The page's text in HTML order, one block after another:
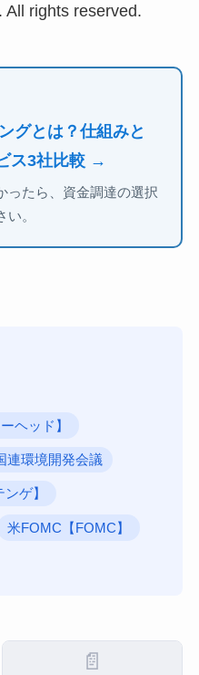
All rights reserved.
グとは？仕組みと
ス3社比較 →
ったら、資金調達の選択
。
ヘッド】
連環境開発会議
ゲ】
米FOMC【FOMC】
📄